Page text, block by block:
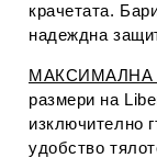
крачетата.
надеждна
МАКСИМАЛНА
размери на
изключително
удобство